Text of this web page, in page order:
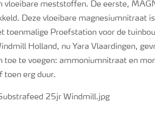
vloeibare meststoffen. De eerste,
Deze vloeibare magnesiumnitraat
toenmalige Proefstation voor de
Holland, nu Yara Vlaardingen,
toe te voegen: ammoniumnitraat en
toen erg duur.